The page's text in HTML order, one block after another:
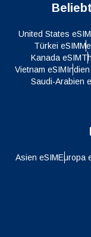
United States eSIM
Türkei eSIM
Kanada eSIM
Vietnam eSIM
Saudi-Arabien
Asien eSIMEuropa